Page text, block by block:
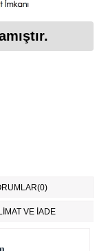
(0)
VE İADE